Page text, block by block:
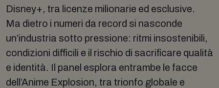
Disney+, tra licenze milionarie ed esclusive.
Ma dietro i numeri da record si nasconde
un’industria sotto pressione: ritmi insostenibili,
condizioni difficili e il rischio di sacrificare qualità
e identità. Il panel esplora entrambe le facce
dell’Anime Explosion, tra trionfo globale e